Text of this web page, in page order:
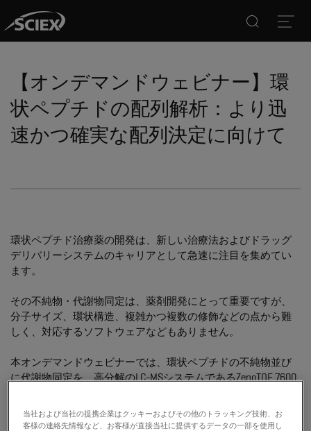
【オンデマンドウェビナー】環
状ペプチドの配列解析：より迅
速かつ確実な配列決定に向けて
環状ペプチド治療薬の開発は、新しい治療法およびドラッグ
デリバリーシステムのキャリアとして急速に注目を集めてい
ます。
その不純物・代謝物同定は、薬剤開発にとって重要ですが、
分子サイズ、環状構造、複雑かつ複数の修飾などの点から難
しく、対応するソフトウェアなどもありません。
本オンデマンドウェビナーでは、環状ペプチドの不純物並び
に代謝物同定を、高分解のLC-MSシステムであるZenoTOF 7600
ウェアを使用して簡便に行った事例をご紹介します。
当社および当社の提携企業はクッキーおよびその他のトラッキング技術、お
客様の連絡先情報など、お客様が直接当社に提供するデータの一部を使用し